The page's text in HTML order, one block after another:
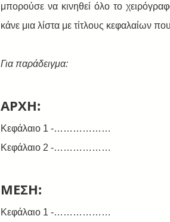
μπορούσε να κινηθεί όλο το
κάνε μια λίστα με τίτλους κεφαλαίων
Για παράδειγμα:
ΑΡΧΗ:
Κεφάλαιο 1 -………………
Κεφάλαιο 2 -………………
ΜΕΣΗ:
Κεφάλαιο 1 -………………